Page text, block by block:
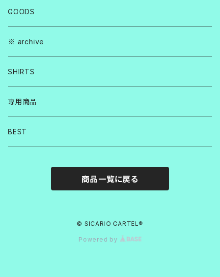
GOODS
※ archive
SHIRTS
専用商品
BEST
商品一覧に戻る
© SICARIO CARTEL®︎
Powered by